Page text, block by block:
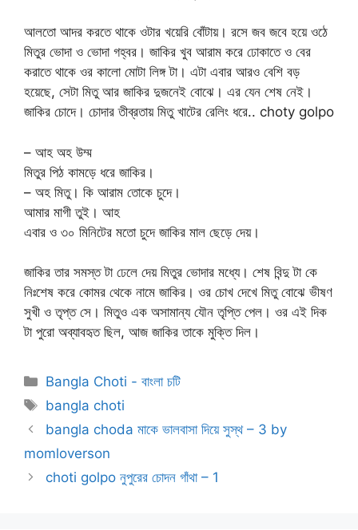
আলতো আদর করতে থাকে ওটার খয়েরি বোঁটায়। রসে জব জবে হয়ে ওঠে
মিতুর ভোদা ও ভোদা গহ্বর। জাকির খুব আরাম করে ঢোকাতে ও বের
করাতে থাকে ওর কালো মোটা লিঙ্গ টা। এটা এবার আরও বেশি বড়
হয়েছে, সেটা মিতু আর জাকির দুজনেই বোঝে। এর যেন শেষ নেই।
জাকির চোদে। চোদার তীব্রতায় মিতু খাটের রেলিং ধরে.. choty golpo
– আহ অহ উম্ম
মিতুর পিঠ কামড়ে ধরে জাকির।
– অহ মিতু। কি আরাম তোকে চুদে।
আমার মাগী তুই। আহ
এবার ও ৩০ মিনিটের মতো চুদে জাকির মাল ছেড়ে দেয়।
জাকির তার সমস্ত টা ঢেলে দেয় মিতুর ভোদার মধ্যে। শেষ বিন্দু টা কে
নিঃশেষ করে কোমর থেকে নামে জাকির। ওর চোখ দেখে মিতু বোঝে ভীষণ
সুখী ও তৃপ্ত সে। মিতুও এক অসামান্য যৌন তৃপ্তি পেল। ওর এই দিক
টা পুরো অব্যাবহৃত ছিল, আজ জাকির তাকে মুক্তি দিল।
Categories
Bangla Choti - বাংলা চটি
Tags
bangla choti
bangla choda মাকে ভালবাসা দিয়ে সুস্থ – 3 by
momloverson
choti golpo নুপুরের চোদন গাঁথা – 1